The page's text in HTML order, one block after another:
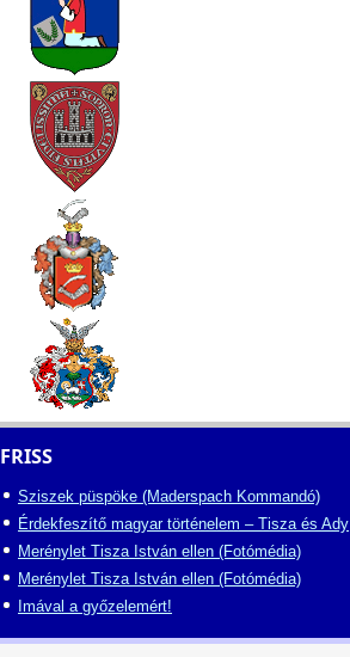
FRISS
Sziszek püspöke (Maderspach Kommandó)
Érdekfeszítő magyar történelem – Tisza és Ady
Merénylet Tisza István ellen (Fotómédia)
Merénylet Tisza István ellen (Fotómédia)
Imával a győzelemért!